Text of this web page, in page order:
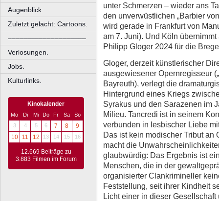
Augenblick
Zuletzt gelacht: Cartoons.
––––––––––––––––––––
Verlosungen.
Jobs.
Kulturlinks.
Kinokalender
Mo Di Mi Do Fr Sa
So
3
4 5 6 7 8
9
10
11 12 13 14 15 16
12.669 Beiträge zu
3.883 Filmen im Forum
unter Schmerzen – wieder ans
den unverwüstlichen „Barbier
wird gerade in Frankfurt von
am 7. Juni). Und Köln
Philipp Gloger 2024 für die
Gloger, derzeit künstlerischer
ausgewiesener Opernregisseur
Bayreuth), verlegt die
Hintergrund eines Kriegs
Syrakus und den Sarazenen im
Milieu. Tancredi ist in seinem
verbunden in lesbischer Liebe
Das ist kein modischer Tribut an
macht die
glaubwürdig: Das Ergebnis ist
Menschen, die in der
organisierter Clankrimineller
Feststellung, seit ihrer Kindheit
Licht einer in dieser